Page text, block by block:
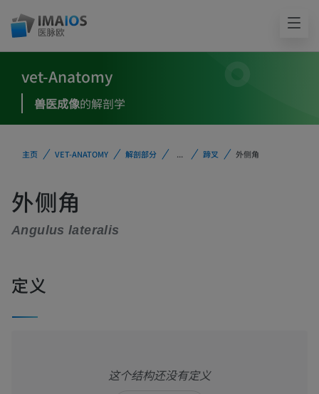
vet-Anatomy
兽医成像的解剖学
主页 VET-ANATOMY 解剖部分 ... 蹄叉 外侧角
外侧角
Angulus lateralis
定义
这个结构还没有定义